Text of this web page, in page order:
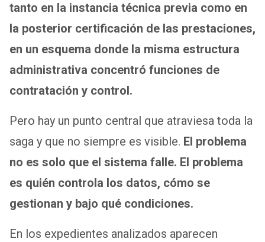
tanto en la instancia técnica previa como en
la posterior certificación de las prestaciones,
en un esquema donde la misma estructura
administrativa concentró funciones de
contratación y control.
Pero hay un punto central que atraviesa toda la
saga y que no siempre es visible. El problema
no es solo que el sistema falle. El problema
es quién controla los datos, cómo se
gestionan y bajo qué condiciones.
En los expedientes analizados aparecen